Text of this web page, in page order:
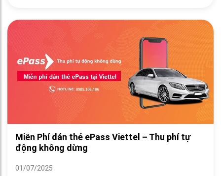
Miễn Phí dán thẻ ePass Viettel – Thu phí tự
động không dừng
01/07/2025